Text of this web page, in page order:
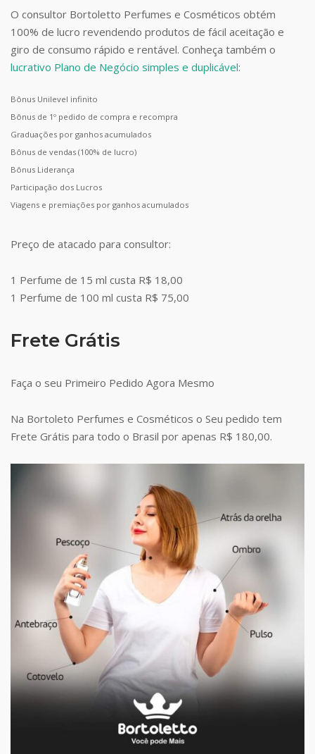
O consultor Bortoletto Perfumes e Cosméticos obtém
100% de lucro revendendo produtos de fácil aceitação e
giro de consumo rápido e rentável. Conheça também o
lucrativo Plano de Negócio simples e duplicável:
Bônus Unilevel infinito
Bônus de 1º pedido de compra e recompra
Graduações por ganhos acumulados
Bônus de vendas (100% de lucro)
Bônus Liderança
Participação dos Lucros
Viagens e premiações por ganhos acumulados
Preço de atacado para consultor:
1 Perfume de 15 ml custa R$ 18,00
1 Perfume de 100 ml custa R$ 75,00
Frete Grátis
Faça o seu Primeiro Pedido Agora Mesmo
Na Bortoleto Perfumes e Cosméticos o Seu pedido tem
Frete Grátis para todo o Brasil por apenas R$ 180,00.